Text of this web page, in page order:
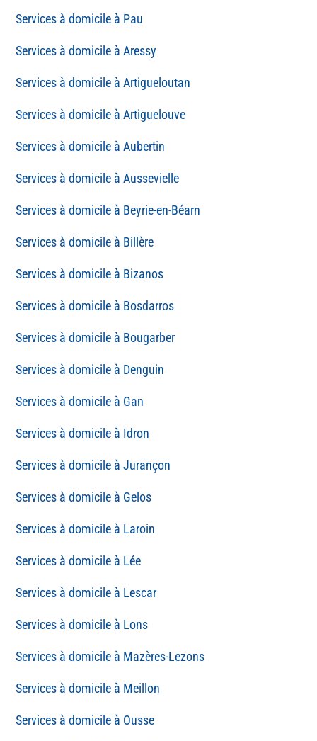
Pau
Aressy
Artigueloutan
Artiguelouve
Aubertin
Aussevielle
Beyrie-en-Béarn
Billère
Bizanos
Bosdarros
Bougarber
Denguin
Gan
Idron
Jurançon
Gelos
Laroin
Lée
Lescar
Lons
Mazères-Lezons
Meillon
Ousse